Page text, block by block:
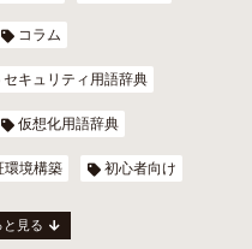
コラム
セキュリティ用語辞典
仮想化用語辞典
環境構築 初心者向け
と見る